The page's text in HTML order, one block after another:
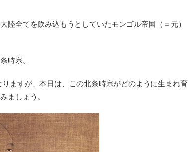
陸全てを飲み込もうとしていたモンゴル帝国（＝元）
時宗。
ますが、本日は、この北条時宗がどのように生まれ育
ましょう。